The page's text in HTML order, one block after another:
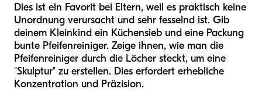
Dies ist ein Favorit bei Eltern, weil es praktisch keine
Unordnung verursacht und sehr fesselnd ist. Gib
deinem Kleinkind ein Küchensieb und eine Packung
bunte Pfeifenreiniger. Zeige ihnen, wie man die
Pfeifenreiniger durch die Löcher steckt, um eine
"Skulptur" zu erstellen. Dies erfordert erhebliche
Konzentration und Präzision.